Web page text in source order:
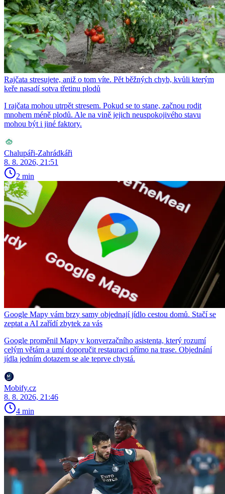
Rajčata stresujete, aniž o tom víte. Pět běžných chyb, kvůli kterým
keře nasadí sotva třetinu plodů
I rajčata mohou utrpět stresem. Pokud se to stane, začnou rodit
mnohem méně plodů. Ale na vině jejich neuspokojivého stavu
mohou být i jiné faktory.
Chalupáři-Zahrádkáři
8. 8. 2026, 21:51
2 min
Google Mapy vám brzy samy objednají jídlo cestou domů. Stačí se
zeptat a AI zařídí zbytek za vás
Google proměnil Mapy v konverzačního asistenta, který rozumí
celým větám a umí doporučit restauraci přímo na trase. Objednání
jídla jedním dotazem se ale teprve chystá.
Mobify.cz
8. 8. 2026, 21:46
4 min